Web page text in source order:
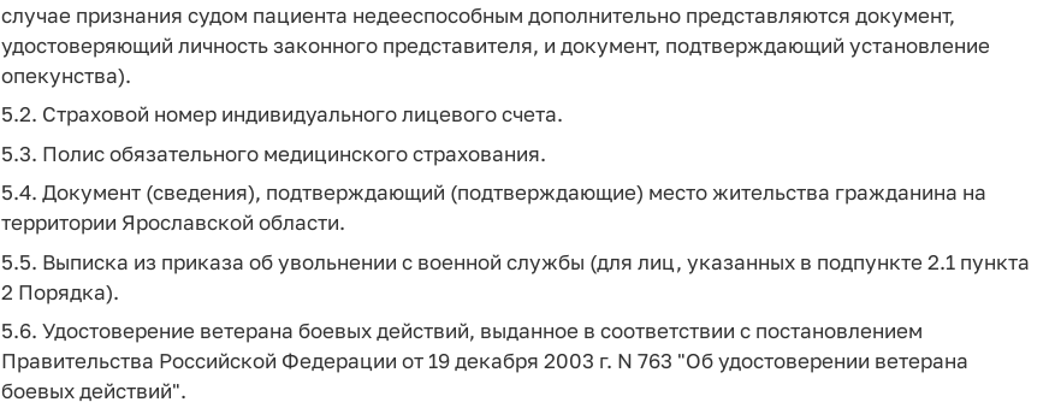
случае признания судом пациента недееспособным дополнительно представляются документ,
удостоверяющий личность законного представителя, и документ, подтверждающий установление
опекунства).
5.2. Страховой номер индивидуального лицевого счета.
5.3. Полис обязательного медицинского страхования.
5.4. Документ (сведения), подтверждающий (подтверждающие) место жительства гражданина на
территории Ярославской области.
5.5. Выписка из приказа об увольнении c военной службы (для лиц, указанных в подпункте 2.1 пункта
2 Порядка).
5.6. Удостоверение ветерана боевых действий, выданное в соответствии с постановлением
Правительства Российской Федерации от 19 декабря 2003 г. N 763 "Об удостоверении ветерана
боевых действий".